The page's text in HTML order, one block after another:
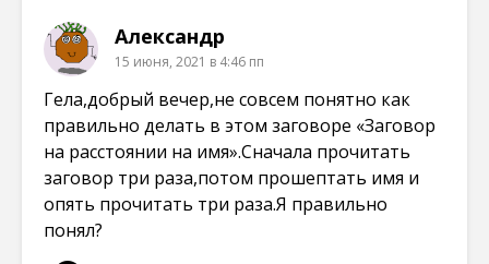
Александр
15 июня, 2021 в 4:46 пп
Гела,добрый вечер,не совсем понятно как
правильно делать в этом заговоре «Заговор
на расстоянии на имя».Сначала прочитать
заговор три раза,потом прошептать имя и
опять прочитать три раза.Я правильно
понял?